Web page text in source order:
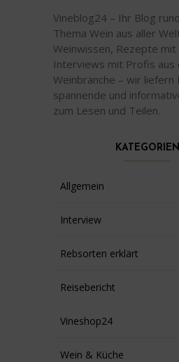
Vineblog24 – Ihr Blog
Thema Wein aus aller
Weinwissen, Rezepte mit
Interviews mit Profis aus
Weinbranche – wir liefern
spannende und
zum Lesen und Teilen.
KATEGORIEN
Allgemein
Interview
Rebsorten erklärt
Reisebericht
Vineshop24
Wein & Küche